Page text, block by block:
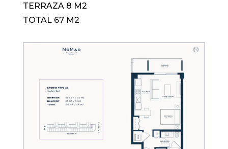
TERRAZA 8 M2
TOTAL 67 M2